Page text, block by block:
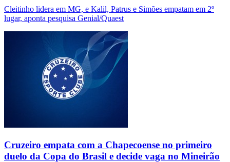
Cleitinho lidera em MG, e Kalil, Patrus e Simões empatam em 2º
lugar, aponta pesquisa Genial/Quaest
Cruzeiro empata com a Chapecoense no primeiro
duelo da Copa do Brasil e decide vaga no Mineirão